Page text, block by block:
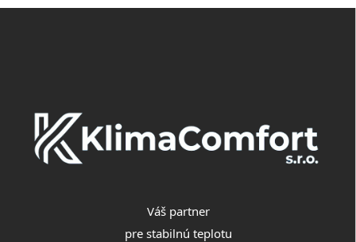
Váš partner
pre stabilnú teplotu